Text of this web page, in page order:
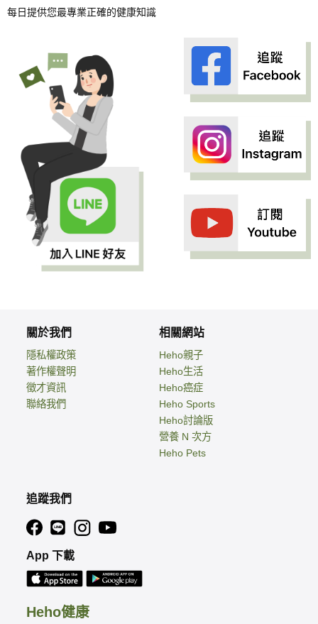
每日提供您最專業正確的健康知識
Heho健康
關於我們
隱私權政策
著作權聲明
徵才資訊
聯絡我們
相關網站
Heho親子
Heho生活
Heho癌症
Heho Sports
Heho討論版
營養 N 次方
Heho Pets
追蹤我們
App 下載